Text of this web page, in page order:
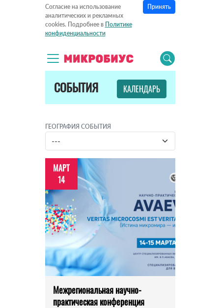
Согласие на использование
аналитических и рекламных
cookies. Подробнее в Политике
конфиденциальности
Принять
СОБЫТИЯ КАЛЕНДАРЬ
ГЕОГРАФИЯ СОБЫТИЯ
МАРТ
14
Межрегиональная научно-
практическая конференция